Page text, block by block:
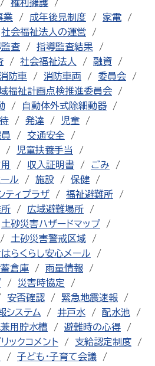
権利擁護
業
成年後見制度
家電
社会福祉法人の運営
査
指導監査結果
社会福祉法人
融資
防車 消防車両
委員会
福祉計画点検推進委員会
自動体外式除細動器
発達
児童
交通安全
児童扶養手当
収入証明書
ごみ
ル 施設
保健
ティプラザ
福祉避難所
広域避難場所
土砂災害ハザードマップ
土砂災害警戒区域
らくらし安心メール
倉庫
雨量情報
災害時協定
安否確認
緊急地震速報
システム 井戸水
配水池
用貯水槽
避難時の心得
ックコメント
支給認定制度
子ども・子育て会議